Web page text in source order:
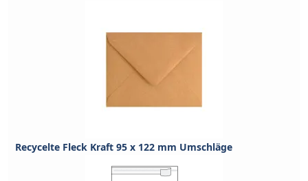
Recycelte Fleck Kraft 95 x 122 mm Umschläge